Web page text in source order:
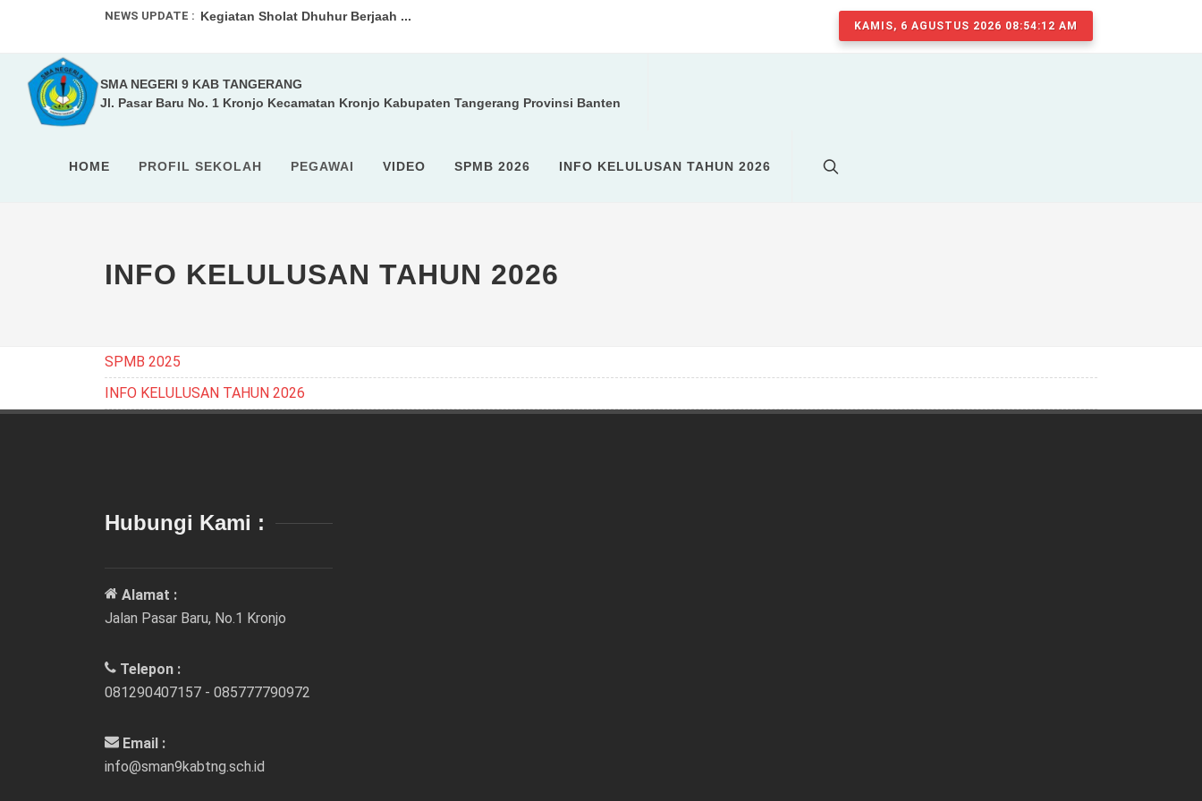
NEWS UPDATE : Kegiatan Sholat Dhuhur Berjaah ...
SMA 9 Kabupaten Tangerang pada kegiatan ROHIS...
KAMIS, 6 AGUSTUS 2026 08:54:12 AM
SMA NEGERI 9 KAB TANGERANG
Jl. Pasar Baru No. 1 Kronjo Kecamatan Kronjo Kabupaten Tangerang Provinsi Banten
HOME PROFIL SEKOLAH PEGAWAI VIDEO SPMB 2026 INFO KELULUSAN TAHUN 2026
INFO KELULUSAN TAHUN 2026
SPMB 2025
INFO KELULUSAN TAHUN 2026
Hubungi Kami :
Alamat :
Jalan Pasar Baru, No.1 Kronjo
Telepon :
081290407157 - 085777790972
Email :
info@sman9kabtng.sch.id